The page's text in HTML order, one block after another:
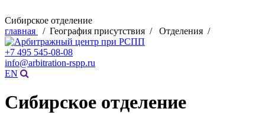
Сибирское отделение
главная
/ География присутствия / Отделения /
+7 495 545-08-08
info@arbitration-rspp.ru
EN
Сибирское отделение